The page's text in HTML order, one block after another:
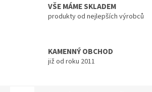
VŠE MÁME SKLADEM
produkty od nejlepších výrobců
KAMENNÝ OBCHOD
již od roku 2011